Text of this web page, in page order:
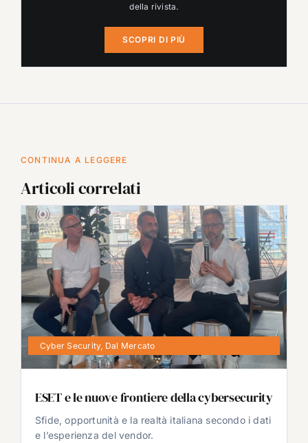
della rivista.
SCOPRI DI PIÙ
CONTINUA A LEGGERE
Articoli correlati
Cyber Security, Dal Mercato
ESET e le nuove frontiere della cybersecurity
Sfide, opportunità e la realtà italiana secondo i dati
e l’esperienza del vendor.